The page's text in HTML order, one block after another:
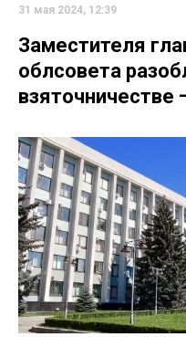
31 мая 2024, 12:39
Заместителя
облсовета
взяточничестве